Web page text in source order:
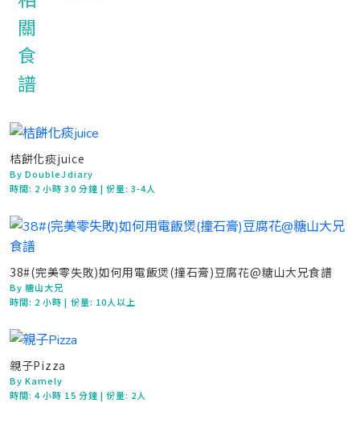
桔餅化痰juice
By DoubleJdiary
時間: 2 小時 30 分鐘 | 份量: 3-4人
38#(完美零失敗)如何用電飯煲(撞石膏)豆腐花@糖山大兄食譜
By 糖山大兄
時間: 2 小時| 份量: 10人以上
親子Pizza
By Kamely
時間:4 小時 15 分鐘 | 份量: 2人